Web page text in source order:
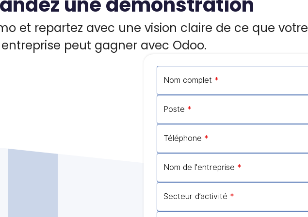
et repartez avec une vision claire de ce que votre
entreprise peut gagner avec Odoo.
Nom complet *
Poste *
Téléphone *
Nom de l'entreprise *
Secteur d’activité *